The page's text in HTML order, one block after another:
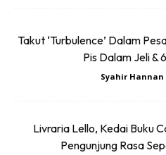
Takut ‘Turbulence’ Dalam
Pis Dalam Jeli &
Syahir Hannan
Livraria Lello, Kedai Buku
Pengunjung Rasa